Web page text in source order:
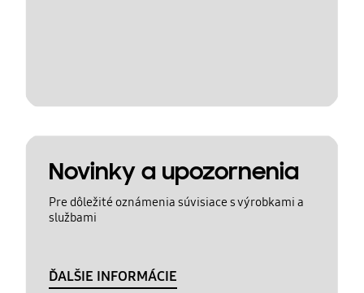
Novinky a upozornenia
Pre dôležité oznámenia súvisiace s výrobkami a
službami
ĎALŠIE INFORMÁCIE